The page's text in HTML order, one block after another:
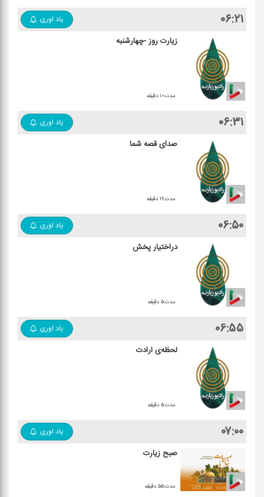
۰۶:۲۱ یاد اوری
زیارت روز -چهارشنبه
مدت:۱۰ دقیقه
۰۶:۳۱ یاد اوری
صدای قصه شما
مدت:۱۹ دقیقه
۰۶:۵۰ یاد اوری
دراختیار پخش
مدت:۵ دقیقه
۰۶:۵۵ یاد اوری
لحظه‌ی ارادت
مدت:۵ دقیقه
۰۷:۰۰ یاد اوری
صبح زیارت
مدت:۵۵ دقیقه